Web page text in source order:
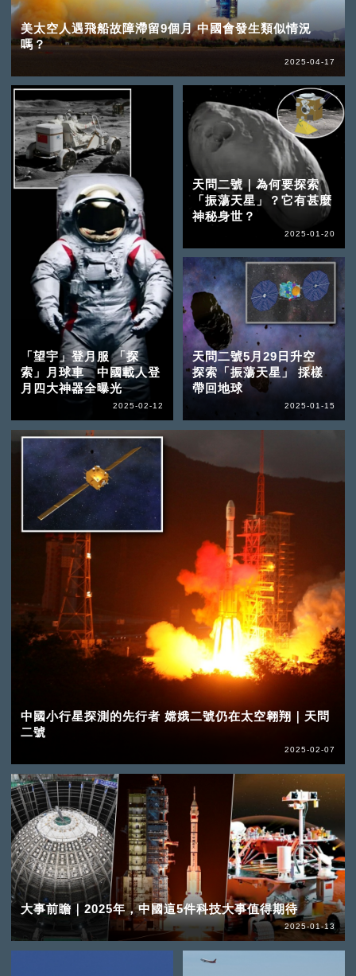
美太空人遇飛船故障滯留9個月 中國會發生類似情況
嗎？
2025-04-17
「望宇」登月服 「探
索」月球車 中國載人登
月四大神器全曝光
2025-02-12
中國小行星探測的先行者 嫦娥二號仍在太空翱翔｜天問
二號
2025-02-07
天問二號｜為何要探索
「振蕩天星」？它有甚麼
神秘身世？
2025-01-20
天問二號5月29日升空
探索「振蕩天星」 採樣
帶回地球
2025-01-15
大事前瞻｜2025年，中國這5件科技大事值得期待
2025-01-13